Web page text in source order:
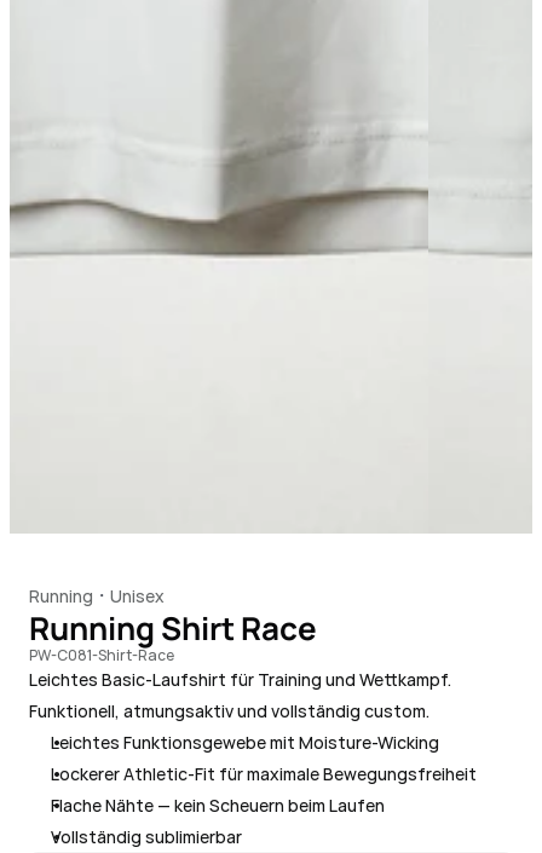
Running ・ Unisex
Running Shirt Race
PW-C081-Shirt-Race
Leichtes Basic-Laufshirt für Training und Wettkampf.
Funktionell, atmungsaktiv und vollständig custom.
Leichtes Funktionsgewebe mit Moisture-Wicking
Lockerer Athletic-Fit für maximale Bewegungsfreiheit
Flache Nähte — kein Scheuern beim Laufen
Vollständig sublimierbar